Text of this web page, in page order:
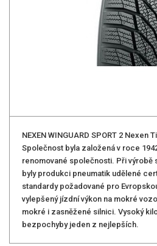
NEXEN WINGUARD SPORT 2
Společnost byla založená v roce
renomované společnosti. Při výrobě
byly produkci pneumatik udělené
standardy požadované pro
vylepšený jízdní výkon na mokré
mokré i zasněžené silnici. Vysoký
bezpochyby jeden z nejlepších.